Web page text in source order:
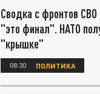
Сводка с фронтов СВО
"это финал". НАТО
"крышке"
08:30 ПОЛИТИКА